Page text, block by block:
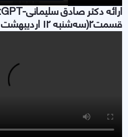
قسمت2(سه‌شنبه 12 اردیبهشت 1402)